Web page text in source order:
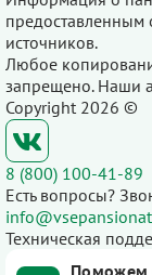
предоставленным
источников.
Любое
запрещено. Наши
Copyright 2026 ©
8 (800) 100-41-89
Есть вопросы?
Техническая
Поможем